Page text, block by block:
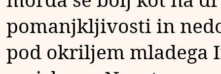
pomanjkljivosti in
pod okriljem mladega